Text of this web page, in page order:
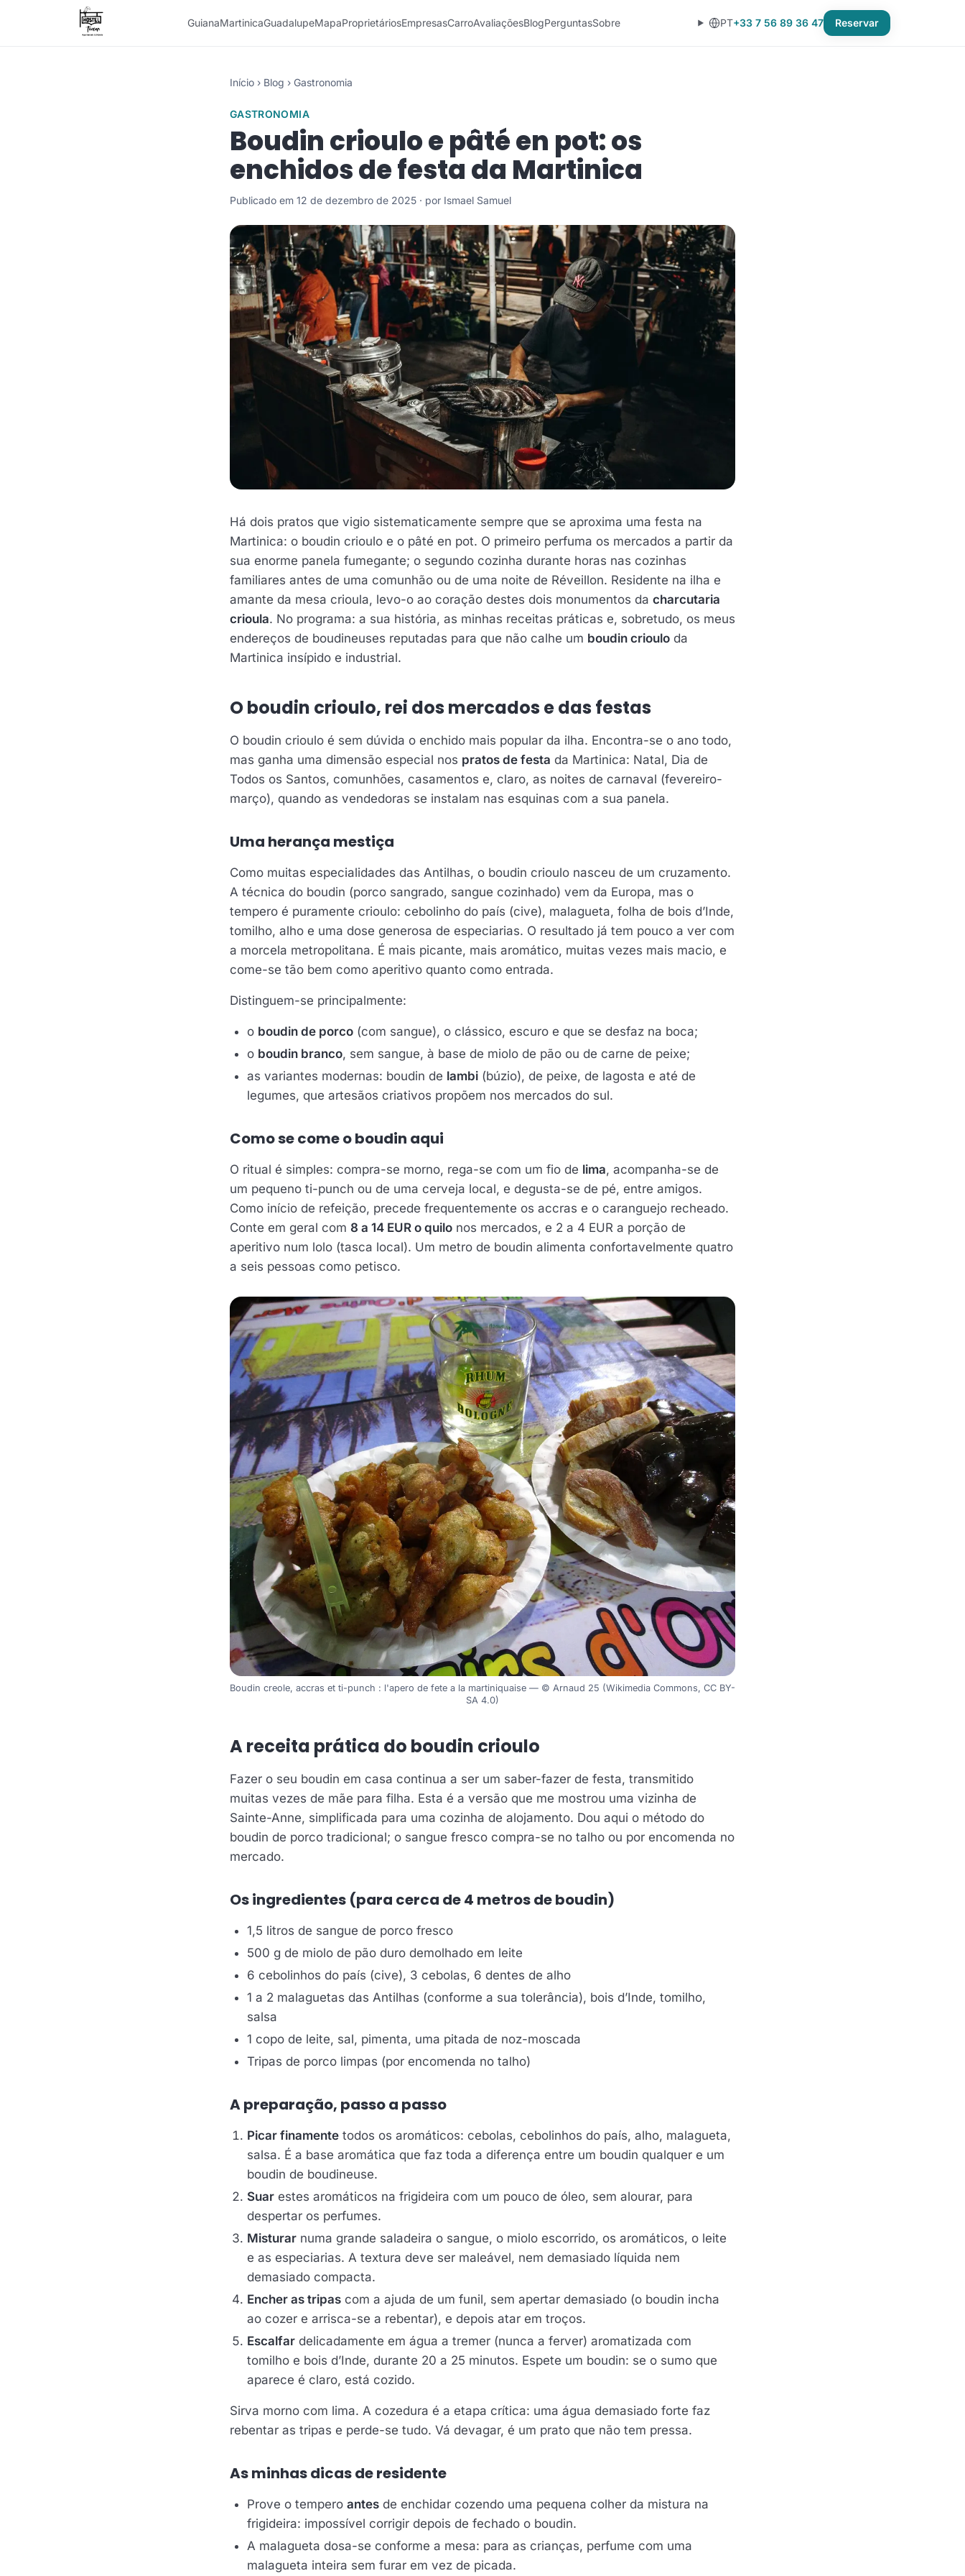
GuianaMartinicaGuadalupeMapaProprietáriosEmpresasCarroAvaliaçõesBlogPerguntasSobre PT+33 7 56 89 36 47 Reservar
Início › Blog › Gastronomia
GASTRONOMIA
Boudin crioulo e pâté en pot: os
enchidos de festa da Martinica
Publicado em 12 de dezembro de 2025 · por Ismael Samuel
Há dois pratos que vigio sistematicamente sempre que se aproxima uma festa na
Martinica: o boudin crioulo e o pâté en pot. O primeiro perfuma os mercados a partir da
sua enorme panela fumegante; o segundo cozinha durante horas nas cozinhas
familiares antes de uma comunhão ou de uma noite de Réveillon. Residente na ilha e
amante da mesa crioula, levo-o ao coração destes dois monumentos da charcutaria
crioula. No programa: a sua história, as minhas receitas práticas e, sobretudo, os meus
endereços de boudineuses reputadas para que não calhe um boudin crioulo da
Martinica insípido e industrial.
O boudin crioulo, rei dos mercados e das festas
O boudin crioulo é sem dúvida o enchido mais popular da ilha. Encontra-se o ano todo,
mas ganha uma dimensão especial nos pratos de festa da Martinica: Natal, Dia de
Todos os Santos, comunhões, casamentos e, claro, as noites de carnaval (fevereiro-
março), quando as vendedoras se instalam nas esquinas com a sua panela.
Uma herança mestiça
Como muitas especialidades das Antilhas, o boudin crioulo nasceu de um cruzamento.
A técnica do boudin (porco sangrado, sangue cozinhado) vem da Europa, mas o
tempero é puramente crioulo: cebolinho do país (cive), malagueta, folha de bois d’Inde,
tomilho, alho e uma dose generosa de especiarias. O resultado já tem pouco a ver com
a morcela metropolitana. É mais picante, mais aromático, muitas vezes mais macio, e
come-se tão bem como aperitivo quanto como entrada.
Distinguem-se principalmente:
o boudin de porco (com sangue), o clássico, escuro e que se desfaz na boca;
o boudin branco, sem sangue, à base de miolo de pão ou de carne de peixe;
as variantes modernas: boudin de lambi (búzio), de peixe, de lagosta e até de
legumes, que artesãos criativos propõem nos mercados do sul.
Como se come o boudin aqui
O ritual é simples: compra-se morno, rega-se com um fio de lima, acompanha-se de
um pequeno ti-punch ou de uma cerveja local, e degusta-se de pé, entre amigos.
Como início de refeição, precede frequentemente os accras e o caranguejo recheado.
Conte em geral com 8 a 14 EUR o quilo nos mercados, e 2 a 4 EUR a porção de
aperitivo num lolo (tasca local). Um metro de boudin alimenta confortavelmente quatro
a seis pessoas como petisco.
Boudin creole, accras et ti-punch : l'apero de fete a la martiniquaise — © Arnaud 25 (Wikimedia Commons, CC BY-
SA 4.0)
A receita prática do boudin crioulo
Fazer o seu boudin em casa continua a ser um saber-fazer de festa, transmitido
muitas vezes de mãe para filha. Esta é a versão que me mostrou uma vizinha de
Sainte-Anne, simplificada para uma cozinha de alojamento. Dou aqui o método do
boudin de porco tradicional; o sangue fresco compra-se no talho ou por encomenda no
mercado.
Os ingredientes (para cerca de 4 metros de boudin)
1,5 litros de sangue de porco fresco
500 g de miolo de pão duro demolhado em leite
6 cebolinhos do país (cive), 3 cebolas, 6 dentes de alho
1 a 2 malaguetas das Antilhas (conforme a sua tolerância), bois d’Inde, tomilho,
salsa
1 copo de leite, sal, pimenta, uma pitada de noz-moscada
Tripas de porco limpas (por encomenda no talho)
A preparação, passo a passo
Picar finamente todos os aromáticos: cebolas, cebolinhos do país, alho, malagueta,
salsa. É a base aromática que faz toda a diferença entre um boudin qualquer e um
boudin de boudineuse.
Suar estes aromáticos na frigideira com um pouco de óleo, sem alourar, para
despertar os perfumes.
Misturar numa grande saladeira o sangue, o miolo escorrido, os aromáticos, o leite
e as especiarias. A textura deve ser maleável, nem demasiado líquida nem
demasiado compacta.
Encher as tripas com a ajuda de um funil, sem apertar demasiado (o boudin incha
ao cozer e arrisca-se a rebentar), e depois atar em troços.
Escalfar delicadamente em água a tremer (nunca a ferver) aromatizada com
tomilho e bois d’Inde, durante 20 a 25 minutos. Espete um boudin: se o sumo que
aparece é claro, está cozido.
Sirva morno com lima. A cozedura é a etapa crítica: uma água demasiado forte faz
rebentar as tripas e perde-se tudo. Vá devagar, é um prato que não tem pressa.
As minhas dicas de residente
Prove o tempero antes de enchidar cozendo uma pequena colher da mistura na
frigideira: impossível corrigir depois de fechado o boudin.
A malagueta dosa-se conforme a mesa: para as crianças, perfume com uma
malagueta inteira sem furar em vez de picada.